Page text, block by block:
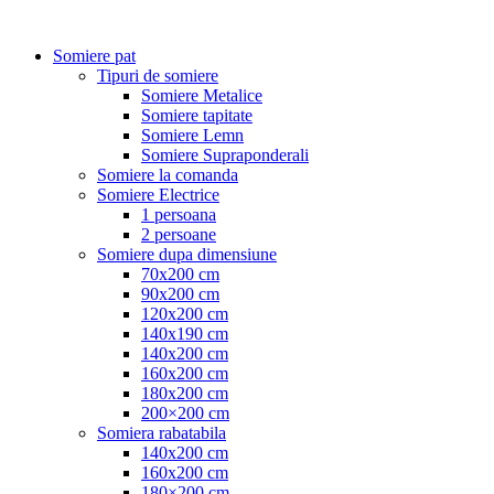
Somiere pat
Tipuri de somiere
Somiere Metalice
Somiere tapitate
Somiere Lemn
Somiere Supraponderali
Somiere la comanda
Somiere Electrice
1 persoana
2 persoane
Somiere dupa dimensiune
70x200 cm
90x200 cm
120x200 cm
140x190 cm
140x200 cm
160x200 cm
180x200 cm
200×200 cm
Somiera rabatabila
140x200 cm
160x200 cm